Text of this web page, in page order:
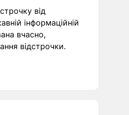
від
інформаційній
вчасно,
відстрочки.